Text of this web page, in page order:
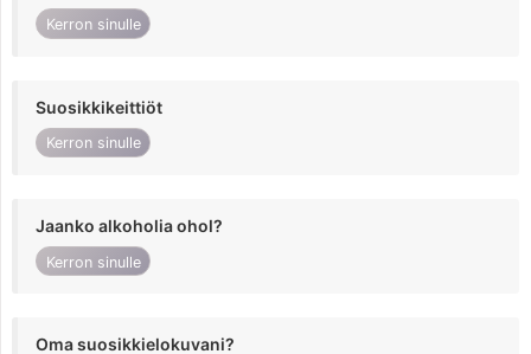
Kerron sinulle
Suosikkikeittiöt
Kerron sinulle
Jaanko alkoholia ohol?
Kerron sinulle
Oma suosikkielokuvani?